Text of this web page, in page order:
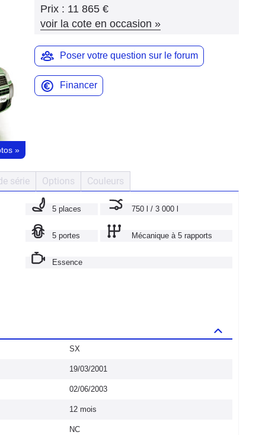
»
Prix : 11 865 €
voir la cote en occasion »
Poser votre question sur le forum
Financer
série Options Couleurs
5 places 750 l / 3 000 l
5 portes Mécanique à 5 rapports
Essence
SX
19/03/2001
02/06/2003
12 mois
NC